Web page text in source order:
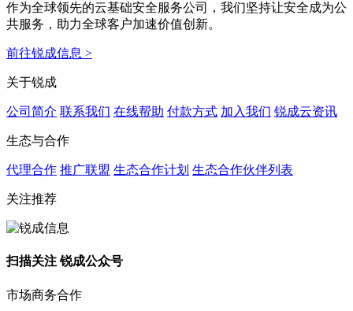
作为全球领先的云基础安全服务公司，我们坚持让安全成为公
共服务，助力全球客户加速价值创新。
前往锐成信息 >
关于锐成
公司简介 联系我们 在线帮助 付款方式 加入我们 锐成云资讯
生态与合作
代理合作 推广联盟 生态合作计划 生态合作伙伴列表
关注推荐
扫描关注 锐成公众号
市场商务合作